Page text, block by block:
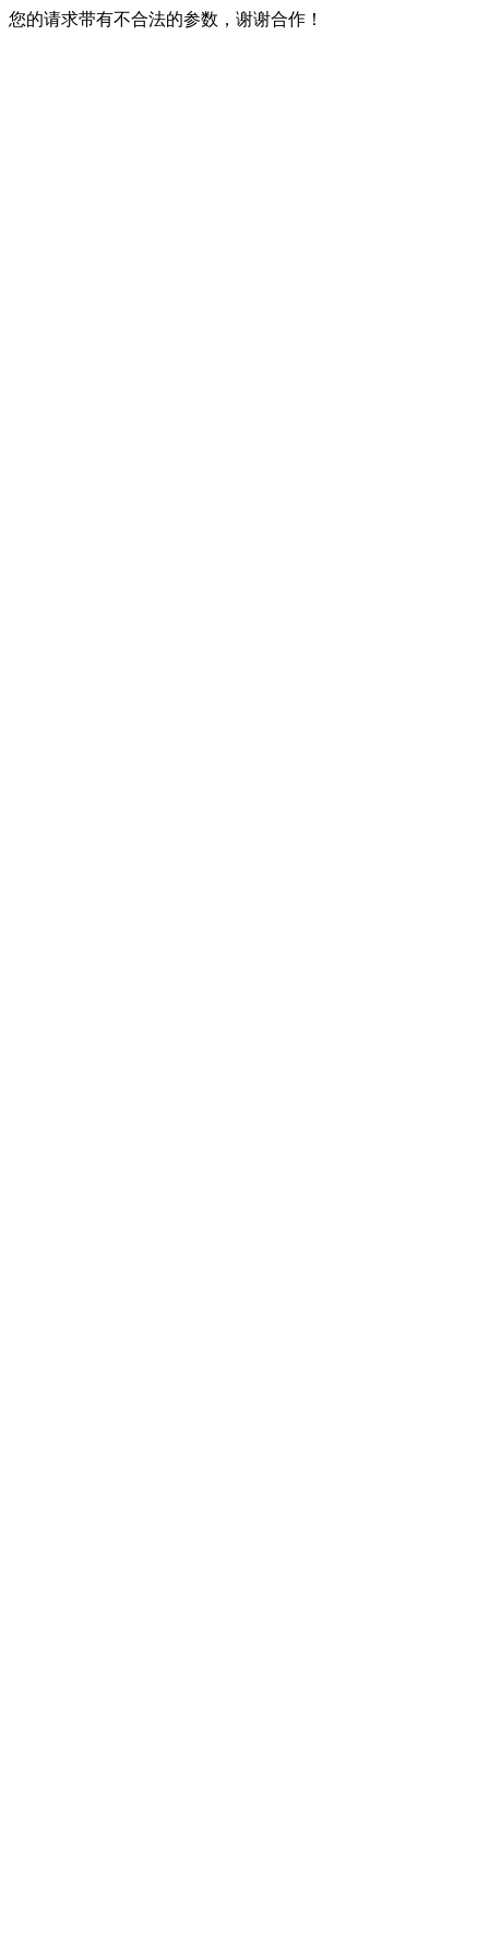
您的请求带有不合法的参数，谢谢合作！